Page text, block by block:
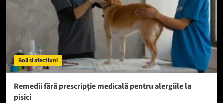
Boli si afectiuni
Remedii fără prescripție medicală pentru alergiile la
pisici